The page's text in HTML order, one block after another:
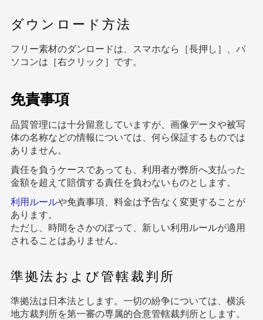
ダウンロード方法
フリー素材のダンロードは、スマホなら［長押し］、パ
ソコンは［右クリック］です。
免責事項
品質管理には十分留意していますが、画像データや被写
体の名称などの情報については、何ら保証するものでは
ありません。
責任を負うケースであっても、利用者が弊所へ支払った
金額を超えて賠償する責任を負わないものとします。
利用ルールや免責事項、料金は予告なく変更することが
あります。
ただし、時間をさかのぼって、新しい利用ルールが適用
されることはありません。
準拠法および管轄裁判所
準拠法は日本法とします。一切の紛争については、横浜
地方裁判所を第一審の専属的合意管轄裁判所とします。